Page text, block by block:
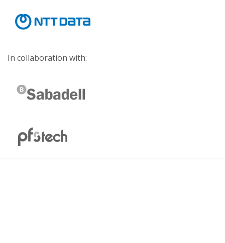
In collaboration with: